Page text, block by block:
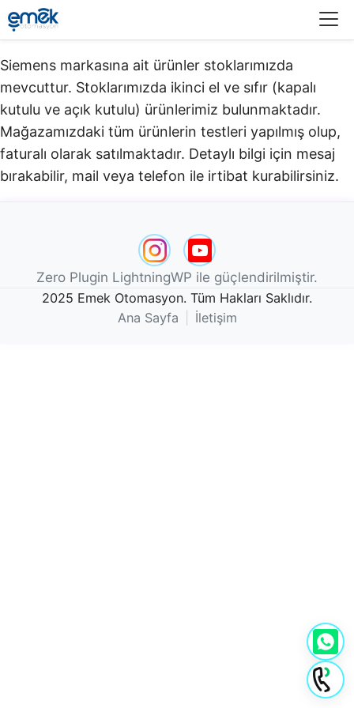
Siemens markasına ait ürünler stoklarımızda
mevcuttur. Stoklarımızda ikinci el ve sıfır (kapalı
kutulu ve açık kutulu) ürünlerimiz bulunmaktadır.​
Mağazamızdaki tüm ürünlerin testleri yapılmış olup,
faturalı olarak satılmaktadır. Detaylı bilgi için mesaj
bırakabilir, mail veya telefon ile irtibat kurabilirsiniz.
Zero Plugin LightningWP ile güçlendirilmiştir.
2025 Emek Otomasyon. Tüm Hakları Saklıdır.
Ana Sayfa
İletişim